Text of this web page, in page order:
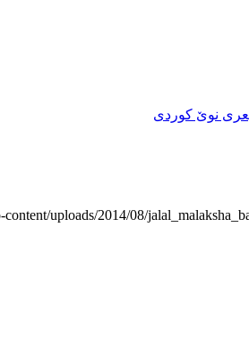
نوێ کوردی
uploads/2014/08/